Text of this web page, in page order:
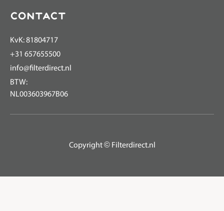
Contact
KvK: 81804717
+31 657655500
info@filterdirect.nl
BTW:
NL003603967B06
Copyright © Filterdirect.nl